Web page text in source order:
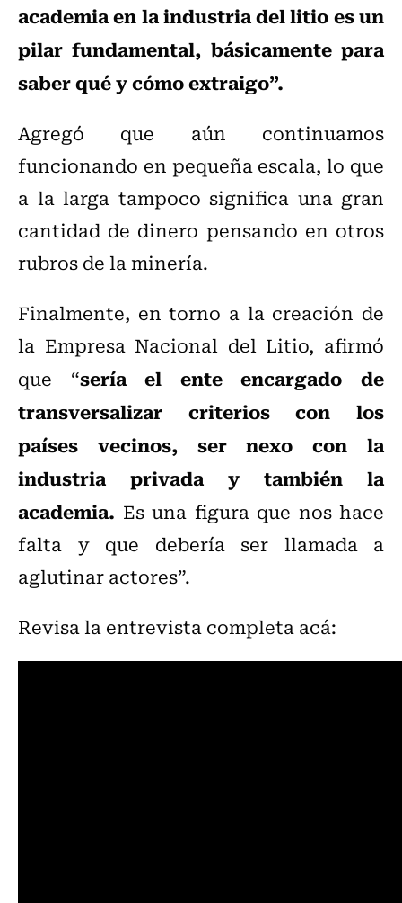
academia en la industria del litio es un
pilar fundamental, básicamente para
saber qué y cómo extraigo”.
Agregó que aún continuamos
funcionando en pequeña escala, lo que
a la larga tampoco significa una gran
cantidad de dinero pensando en otros
rubros de la minería.
Finalmente, en torno a la creación de
la Empresa Nacional del Litio, afirmó
que “sería el ente encargado de
transversalizar criterios con los
países vecinos, ser nexo con la
industria privada y también la
academia. Es una figura que nos hace
falta y que debería ser llamada a
aglutinar actores”.
Revisa la entrevista completa acá: